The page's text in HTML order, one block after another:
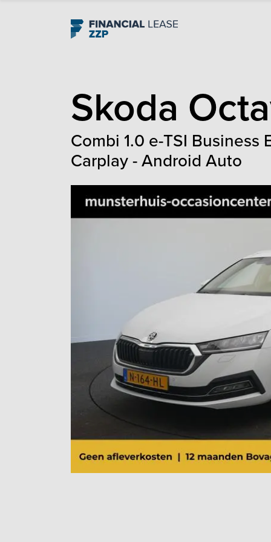
Navigation
Skoda
Combi 1.0 e-TSI Business
Carplay - Android Auto